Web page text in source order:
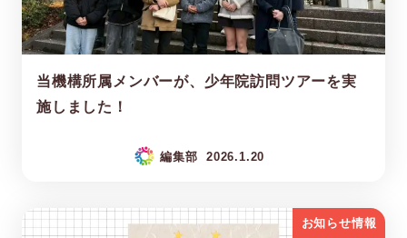
当機構所属メンバーが、少年院訪問ツアーを実
施しました！
編集部 2026.1.20
お知らせ情報